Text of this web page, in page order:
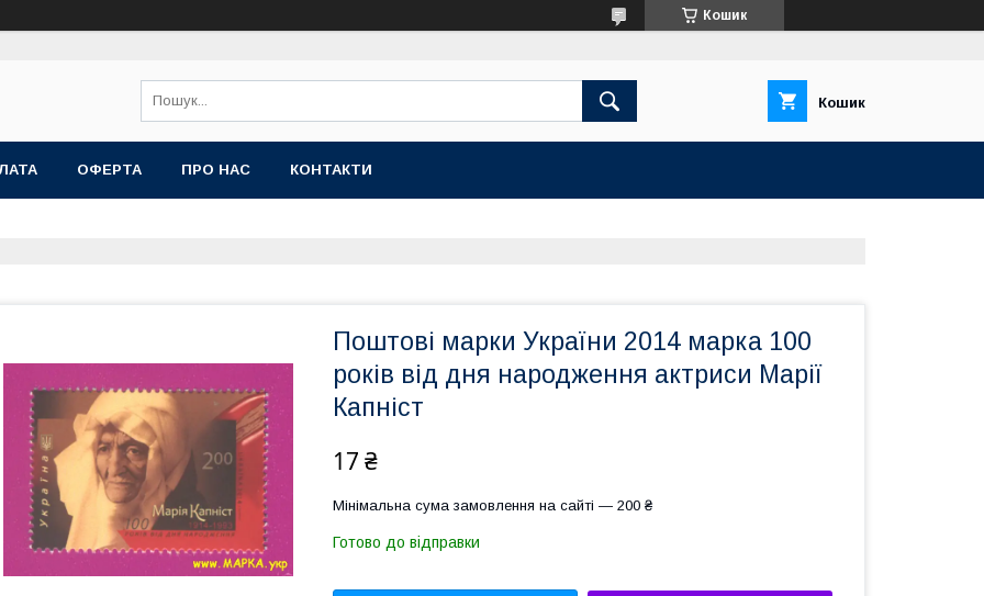
Кошик
Кошик
ОФЕРТА ПРО НАС КОНТАКТИ
Поштові марки України 2014 марка 100
років від дня народження актриси Марії
Капніст
17 ₴
Мінімальна сума замовлення на сайті — 200 ₴
Готово до відправки